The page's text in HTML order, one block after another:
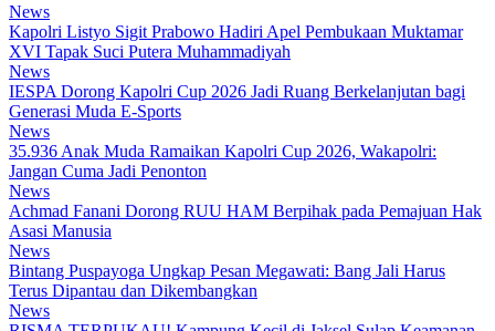
News
Kapolri Listyo Sigit Prabowo Hadiri Apel Pembukaan Muktamar
XVI Tapak Suci Putera Muhammadiyah
News
IESPA Dorong Kapolri Cup 2026 Jadi Ruang Berkelanjutan bagi
Generasi Muda E-Sports
News
35.936 Anak Muda Ramaikan Kapolri Cup 2026, Wakapolri:
Jangan Cuma Jadi Penonton
News
Achmad Fanani Dorong RUU HAM Berpihak pada Pemajuan Hak
Asasi Manusia
News
Bintang Puspayoga Ungkap Pesan Megawati: Bang Jali Harus
Terus Dipantau dan Dikembangkan
News